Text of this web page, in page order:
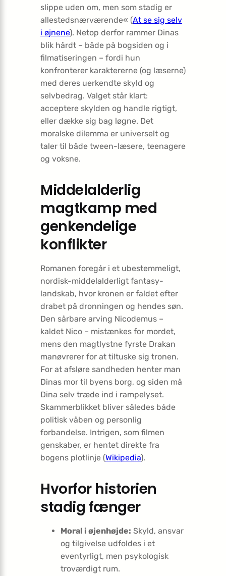
slippe uden om, men som stadig er
allestedsnærværende« (At se sig selv
i øjnene). Netop derfor rammer Dinas
blik hårdt – både på bogsiden og i
filmatiseringen – fordi hun
konfronterer karaktererne (og læserne)
med deres uerkendte skyld og
selvbedrag. Valget står klart:
acceptere skylden og handle rigtigt,
eller dække sig bag løgne. Det
moralske dilemma er universelt og
taler til både tween-læsere, teenagere
og voksne.
Middelalderlig
magtkamp med
genkendelige
konflikter
Romanen foregår i et ubestemmeligt,
nordisk-middelalderligt fantasy­
landskab, hvor kronen er faldet efter
drabet på dronningen og hendes søn.
Den sårbare arving Nicodemus –
kaldet Nico – mistænkes for mordet,
mens den magtlystne fyrste Drakan
manøvrerer for at tiltuske sig tronen.
For at afsløre sandheden henter man
Dinas mor til byens borg, og siden må
Dina selv træde ind i rampelyset.
Skammerblikket bliver således både
politisk våben og personlig
forbandelse. Intrigen, som filmen
genskaber, er hentet direkte fra
bogens plotlinje (Wikipedia).
Hvorfor historien
stadig fænger
Moral i øjenhøjde: Skyld, ansvar
og tilgivelse udfoldes i et
eventyrligt, men psykologisk
troværdigt rum.